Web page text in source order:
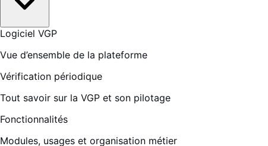
Logiciel VGP
Vue d’ensemble de la plateforme
Vérification périodique
Tout savoir sur la VGP et son pilotage
Fonctionnalités
Modules, usages et organisation métier